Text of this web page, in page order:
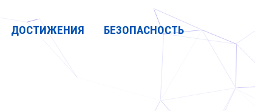
ДОСТИЖЕНИЯ БЕЗОПАСНОСТЬ